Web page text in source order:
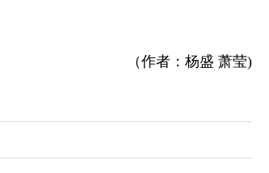
（作者：杨盛 萧莹)